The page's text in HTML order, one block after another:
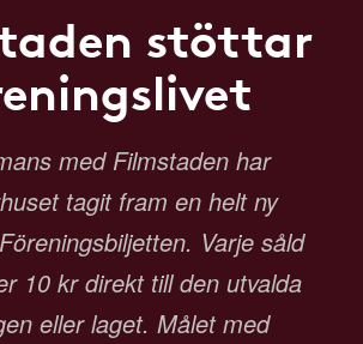
stöttar
med Filmstaden har
tagit fram en helt ny
Varje såld
10 kr direkt till den utvalda
eller laget. Målet med